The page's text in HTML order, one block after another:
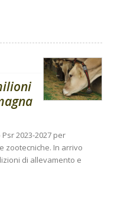
2023-2027 per
zootecniche. In arrivo
di allevamento e